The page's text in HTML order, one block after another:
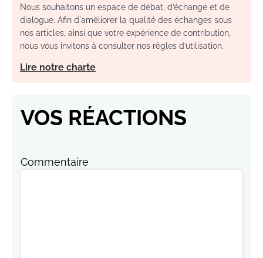
Nous souhaitons un espace de débat, d’échange et de
dialogue. Afin d'améliorer la qualité des échanges sous
nos articles, ainsi que votre expérience de contribution,
nous vous invitons à consulter nos règles d’utilisation.
Lire notre charte
VOS RÉACTIONS
Commentaire